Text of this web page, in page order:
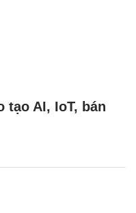
tạo AI, IoT, bán